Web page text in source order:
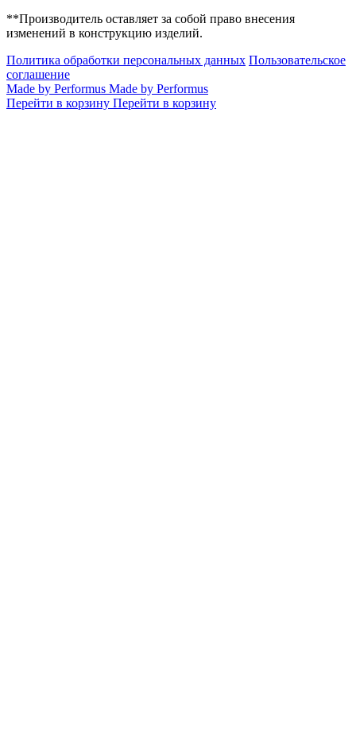
**Производитель оставляет за собой право внесения
изменений в конструкцию изделий.
Политика обработки персональных данных Пользовательское
соглашение
Made by Performus Made by Performus
Перейти в корзину Перейти в корзину